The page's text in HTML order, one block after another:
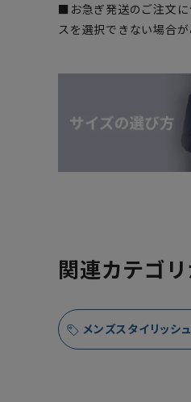
■お急ぎ発送のご注文に
スを選択できない場合が
関連カテゴ
メンズスタイリッシ